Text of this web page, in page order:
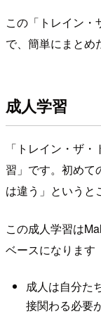
この「トレイン
で、簡単にまとめ
成人学習
「トレイン・ザ
習」です。初めて
は違う」というと
この成人学習は
ベースになります
成人は自分た
接関わる必要